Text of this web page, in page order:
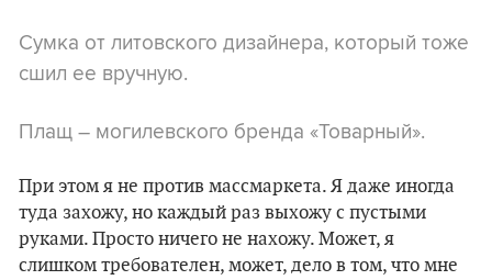
Сумка от литовского дизайнера, который тоже
сшил ее вручную.
Плащ – могилевского бренда «Товарный».
При этом я не против массмаркета. Я даже иногда
туда захожу, но каждый раз выхожу с пустыми
руками. Просто ничего не нахожу. Может, я
слишком требователен, может, дело в том, что мне